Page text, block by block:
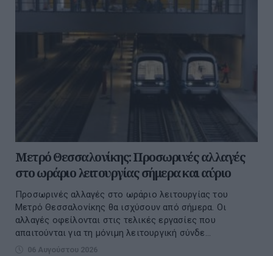
Μετρό Θεσσαλονίκης: Προσωρινές αλλαγές
στο ωράριο λειτουργίας σήμερα και αύριο
Προσωρινές αλλαγές στο ωράριο λειτουργίας του
Μετρό Θεσσαλονίκης θα ισχύσουν από σήμερα. Οι
αλλαγές οφείλονται στις τελικές εργασίες που
απαιτούνται για τη μόνιμη λειτουργική σύνδε...
06 Αυγούστου 2026